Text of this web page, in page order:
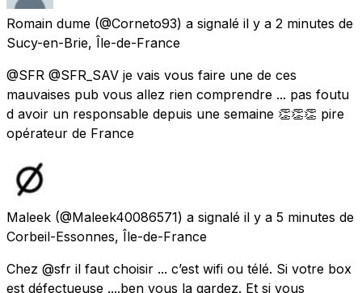
Romain dume (@Corneto93) a signalé il y a 2 minutes de
Sucy-en-Brie, Île-de-France
@SFR @SFR_SAV je vais vous faire une de ces
mauvaises pub vous allez rien comprendre ... pas foutu
d avoir un responsable depuis une semaine 👏👏👏 pire
opérateur de France
Maleek (@Maleek40086571) a signalé il y a 5 minutes de
Corbeil-Essonnes, Île-de-France
Chez @sfr il faut choisir ... c’est wifi ou télé. Si votre box
est défectueuse ....ben vous la gardez. Et si vous